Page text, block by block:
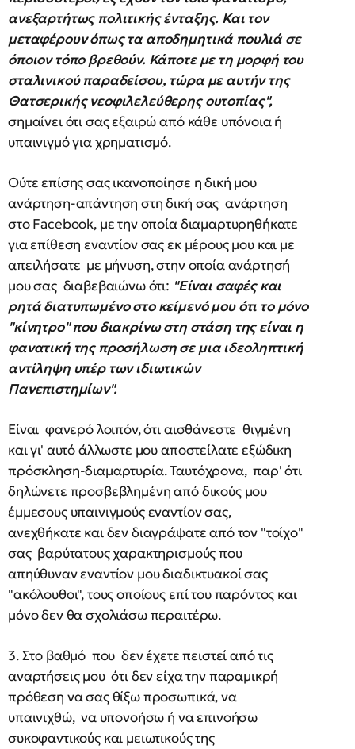
ανεξαρτήτως πολιτικής ένταξης. Και τον
μεταφέρουν όπως τα αποδημητικά πουλιά σε
όποιον τόπο βρεθούν. Κάποτε με τη μορφή του
σταλινικού παραδείσου, τώρα με αυτήν της
Θατσερικής νεοφιλελεύθερης ουτοπίας",
σημαίνει ότι σας εξαιρώ από κάθε υπόνοια ή
υπαινιγμό για χρηματισμό.
Ούτε επίσης σας ικανοποίησε η δική μου
ανάρτηση-απάντηση στη δική σας ανάρτηση
στο Facebook, με την οποία διαμαρτυρηθήκατε
για επίθεση εναντίον σας εκ μέρους μου και με
απειλήσατε με μήνυση, στην οποία ανάρτησή
μου σας διαβεβαιώνω ότι: "Είναι σαφές και
ρητά διατυπωμένο στο κείμενό μου ότι το μόνο
"κίνητρο" που διακρίνω στη στάση της είναι η
φανατική της προσήλωση σε μια ιδεοληπτική
αντίληψη υπέρ των ιδιωτικών
Πανεπιστημίων".
Είναι φανερό λοιπόν, ότι αισθάνεστε θιγμένη
και γι' αυτό άλλωστε μου αποστείλατε εξώδικη
πρόσκληση-διαμαρτυρία. Ταυτόχρονα, παρ' ότι
δηλώνετε προσβεβλημένη από δικούς μου
έμμεσους υπαινιγμούς εναντίον σας,
ανεχθήκατε και δεν διαγράψατε από τον "τοίχο"
σας βαρύτατους χαρακτηρισμούς που
απηύθυναν εναντίον μου διαδικτυακοί σας
"ακόλουθοι", τους οποίους επί του παρόντος και
μόνο δεν θα σχολιάσω περαιτέρω.
3. Στο βαθμό που δεν έχετε πειστεί από τις
αναρτήσεις μου ότι δεν είχα την παραμικρή
πρόθεση να σας θίξω προσωπικά, να
υπαινιχθώ, να υπονοήσω ή να επινοήσω
συκοφαντικούς και μειωτικούς της